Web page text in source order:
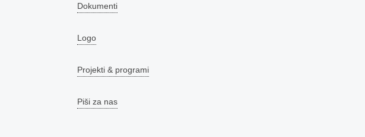
Dokumenti
Logo
Projekti & programi
Piši za nas